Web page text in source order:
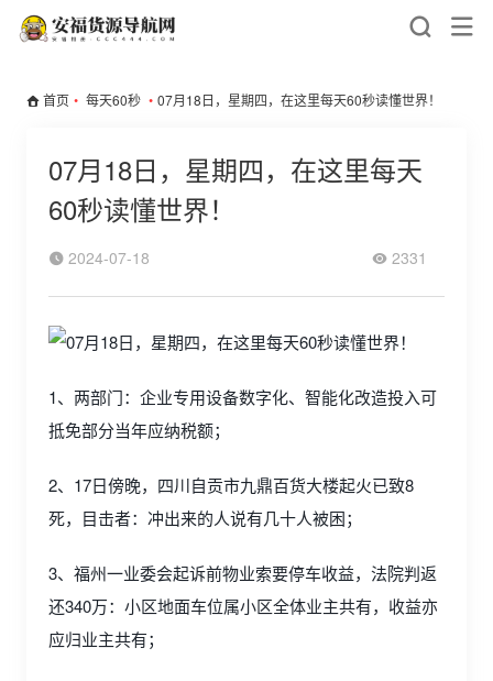
首页 • 每天60秒 • 07月18日，星期四，在这里每天60秒读懂世界！
07月18日，星期四，在这里每天
60秒读懂世界！
2024-07-18 2331
1、两部门：企业专用设备数字化、智能化改造投入可
抵免部分当年应纳税额；
2、17日傍晚，四川自贡市九鼎百货大楼起火已致8
死，目击者：冲出来的人说有几十人被困；
3、福州一业委会起诉前物业索要停车收益，法院判返
还340万：小区地面车位属小区全体业主共有，收益亦
应归业主共有；